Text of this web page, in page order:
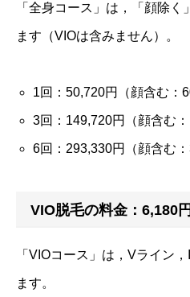
「全身コース」は，「顔除
ます（VIOは含みません）。
1回：50,720円（顔含む：
3回：149,720円（顔含む：
6回：293,330円（顔含む：
VIO脱毛の料金：6,180円
「VIOコース」は，Vライン
ます。